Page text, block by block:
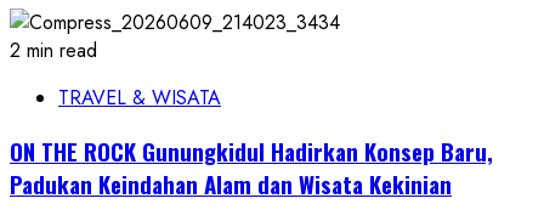
2 min read
TRAVEL & WISATA
ON THE ROCK Gunungkidul Hadirkan Konsep Baru,
Padukan Keindahan Alam dan Wisata Kekinian